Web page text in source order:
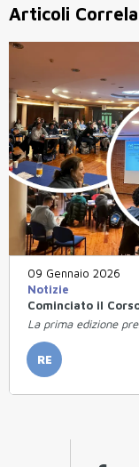
Articoli
09 Gennaio 2026
Notizie
Cominciato il
La prima edizione
RE